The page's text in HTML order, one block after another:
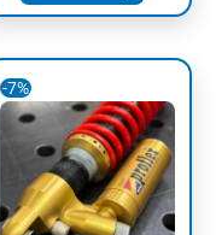
-7%
was:
€375,00.
is:
€350,00.